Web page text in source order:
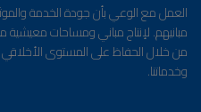
العمل مع الوعي بأن جودة الخدمة
مبانيهم. لإنتاج مباني ومساحات معيشية
من خلال الحفاظ على المستوى الأخلاقي
وخدماتنا.